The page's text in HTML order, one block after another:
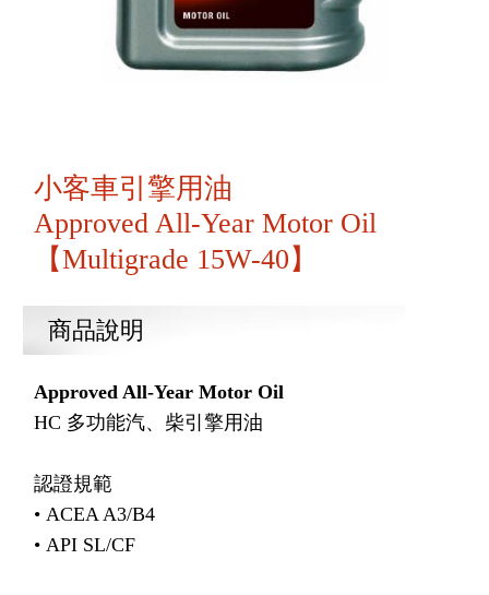
小客車引擎用油
Approved All-Year Motor Oil
【Multigrade 15W-40】
商品說明
Approved All-Year MotorOil
HC 多功能汽、柴引擎用油
認證規範
• ACEA A3/B4
• API SL/CF